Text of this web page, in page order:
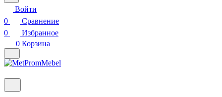
Войти
0
Сравнение
0
Избранное
0 Корзина